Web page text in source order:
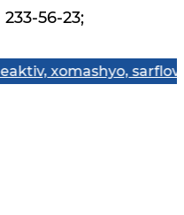
233-56-23;
xomashyo, sarflov